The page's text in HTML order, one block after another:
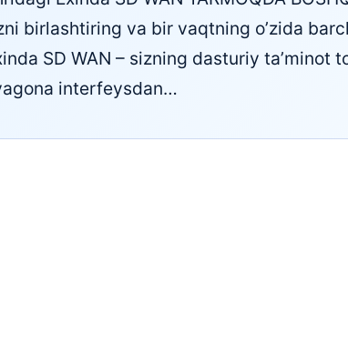
birlashtiring va bir vaqtning o’zida
SD WAN – sizning dasturiy ta’minot
interfeysdan…